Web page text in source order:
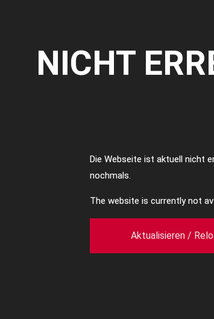
NICHT
Die Webseite ist aktuell nicht
nochmals.
The website is currently not
Aktualisieren /